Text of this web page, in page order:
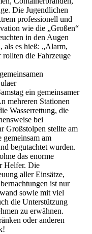
Die Jugendlichen
professionell und
wie die „Großen“
in den Augen
als es hieß: „Alarm,
rollten die Fahrzeuge
ein gemeinsamer
mehreren Stationen
Wasserrettung, die
bei
Großstolpen stellte am
am
begutachtet wurden.
das enorme
Helfer. Die
aller Einsätze,
ist nur
sowie mit viel
die Unterstützung
zu erwähnen.
oder anderen